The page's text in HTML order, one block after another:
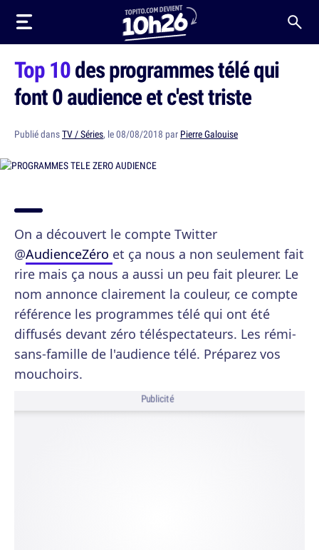
Top 10des programmes télé qui
font 0 audience et c'est triste
Publié dansTV / Séries, le 08/08/2018 par Pierre Galouise
On a découvert le compte Twitter
@AudienceZéro et ça nous a non seulement fait
rire mais ça nous a aussi un peu fait pleurer. Le
nom annonce clairement la couleur, ce compte
référence les programmes télé qui ont été
diffusés devant zéro téléspectateurs. Les rémi-
sans-famille de l'audience télé. Préparez vos
mouchoirs.
Publicité